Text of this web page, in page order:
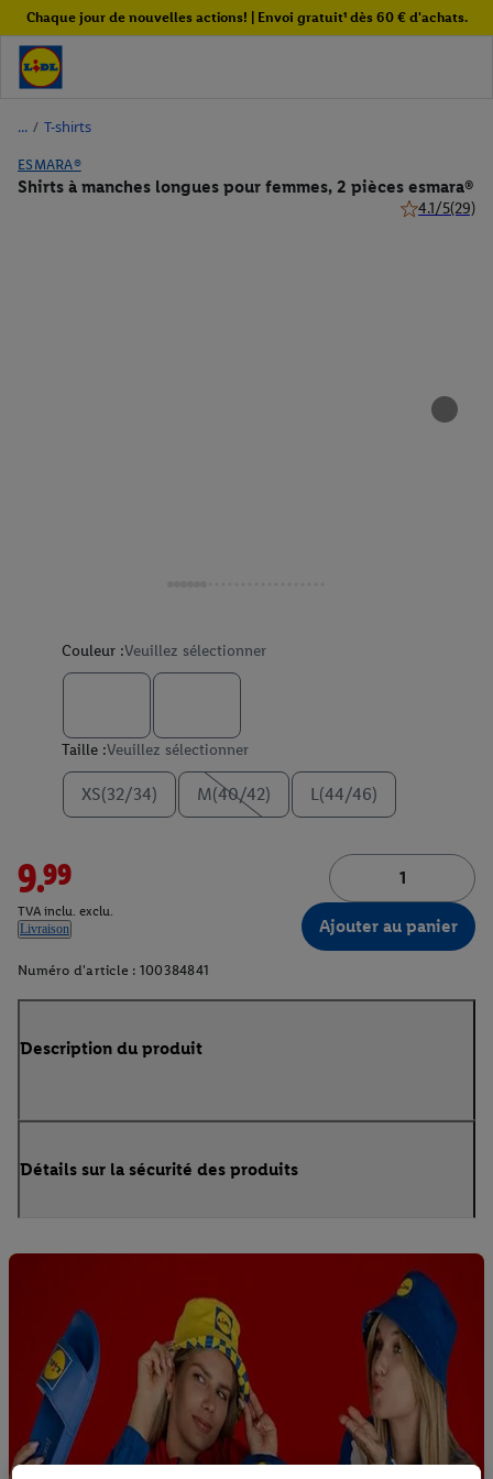
Chaque jour de nouvelles actions! | Envoi gratuit¹ dès 60 € d'achats.
/ T-shirts
ESMARA®
Shirts à manches longues pour femmes, 2 pièces esmara®
4.1/5(29)
Couleur :Veuillez sélectionner
Taille :Veuillez sélectionner
XS(32/34) M(40/42) L(44/46)
9.99
TVA inclu. exclu.
Livraison
Ajouter au panier
Numéro d'article : 100384841
Description du produit
Détails sur la sécurité des produits